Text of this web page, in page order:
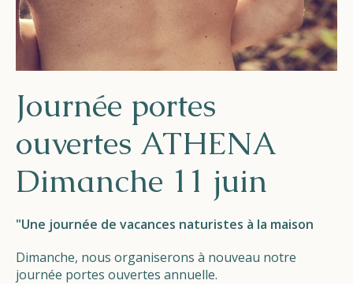
Parcs
Ossendrecht
Le Perron
Contact
Journée portes
ouvertes ATHENA
Dimanche 11 juin
"Une journée de vacances naturistes à la maison
Dimanche, nous organiserons à nouveau notre
journée portes ouvertes annuelle.